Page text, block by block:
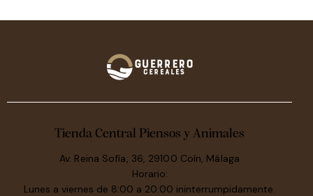
Tienda Central Piensos y Animales
Av. Reina Sofía, 36, 29100 Coín, Málaga
Horario:
Lunes a viernes de 8:00 a 20:00 ininterrumpidamente.